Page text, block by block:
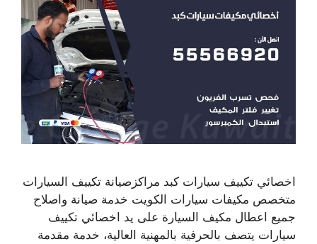
اخصائي تكييف سيارات كبد مراكزصيانة تكييف السيارات
متخصص مكيفات سيارات الكويت خدمة صيانة واصلاح
جميع اعطال مكيف السيارة على يد اخصائي تكييف
سيارات يتصف بالحرفية بالمهنية العالية، خدمة مقدمة